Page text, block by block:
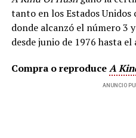
tanto en los Estados Unidos
donde alcanzó el número 3
desde junio de 1976 hasta el
Compra o reproduceA
ANUNCIO